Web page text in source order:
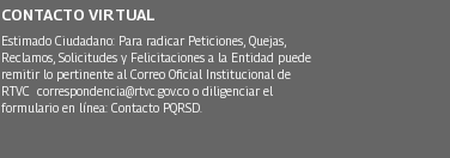
CONTACTO VIRTUAL
Estimado Ciudadano: Para radicar Peticiones, Quejas,
Reclamos, Solicitudes y Felicitaciones a la Entidad puede
remitir lo pertinente al Correo Oficial Institucional de
RTVC correspondencia@rtvc.gov.co o diligenciar el
formulario en línea: Contacto PQRSD.